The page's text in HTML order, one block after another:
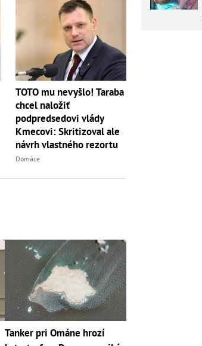
TOTO mu nevyšlo! Taraba
chcel naložiť
podpredsedovi vlády
Kmecovi: Skritizoval ale
návrh vlastného rezortu
Domáce
Tanker pri Ománe hrozí